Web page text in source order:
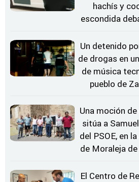
hachís y
escondida
coche
Un detenido
de drogas en
de música
pueblo de
Una moción
sitúa a
del PSOE, en
de Moraleja
El Centro de